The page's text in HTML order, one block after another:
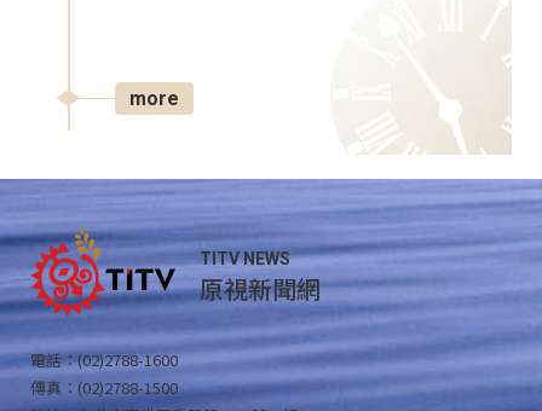
more
TITV NEWS
原視新聞網
電話：(02)2788-1600
傳真：(02)2788-1500